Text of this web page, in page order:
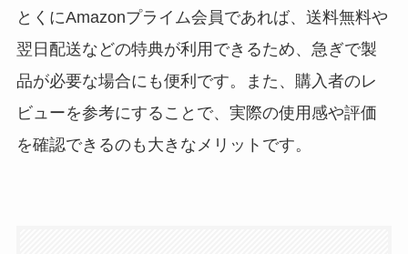
とくにAmazonプライム会員であれば、送料無料や
翌日配送などの特典が利用できるため、急ぎで製
品が必要な場合にも便利です。また、購入者のレ
ビューを参考にすることで、実際の使用感や評価
を確認できるのも大きなメリットです。